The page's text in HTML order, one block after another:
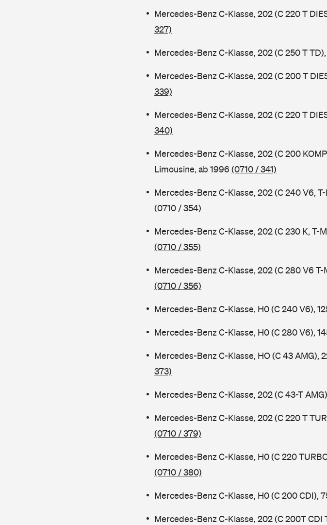
Mercedes-Benz C-Klasse, 202 (C 220 T
327)
Mercedes-Benz C-Klasse, 202 (C 250 T
Mercedes-Benz C-Klasse, 202 (C 200 T
339)
Mercedes-Benz C-Klasse, 202 (C 220 T
340)
Mercedes-Benz C-Klasse, 202 (C 200
Limousine, ab 1996 (0710 / 341)
Mercedes-Benz C-Klasse, 202 (C 240 V6,
(0710 / 354)
Mercedes-Benz C-Klasse, 202 (C 230 K, T-
(0710 / 355)
Mercedes-Benz C-Klasse, 202 (C 280 V6
(0710 / 356)
Mercedes-Benz C-Klasse, H0 (C 240 V6),
Mercedes-Benz C-Klasse, H0 (C 280 V6),
Mercedes-Benz C-Klasse, HO (C 43 AMG),
373)
Mercedes-Benz C-Klasse, 202 (C 43-T
Mercedes-Benz C-Klasse, 202 (C 220 T
(0710 / 379)
Mercedes-Benz C-Klasse, H0 (C 220
(0710 / 380)
Mercedes-Benz C-Klasse, H0 (C 200 CDI),
Mercedes-Benz C-Klasse, 202 (C 200T CDI